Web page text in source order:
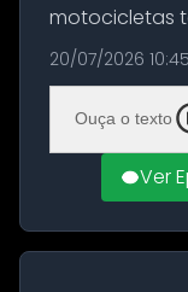
motocicletas
Figueiredo de
de São
Amazonas. A
20/07/2026 10:45
Ouça o texto
Ver